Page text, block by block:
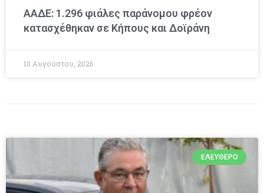
ΑΑΔΕ: 1.296 φιάλες παράνομου φρέον
κατασχέθηκαν σε Κήπους και Δοϊράνη
10 Αυγούστου, 2026
ΕΛΕΎΘΕΡΟ